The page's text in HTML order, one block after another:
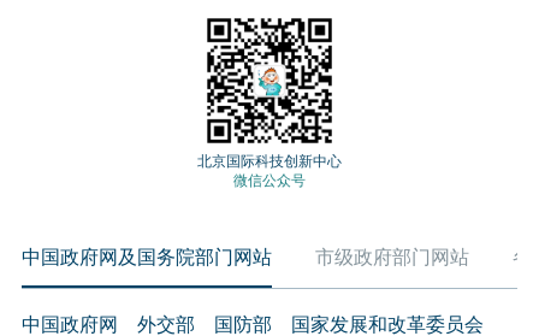
北京国际科技创新中心
微信公众号
中国政府网及国务院部门网站 市级政府部门网站 各
中国政府网 外交部 国防部 国家发展和改革委员会